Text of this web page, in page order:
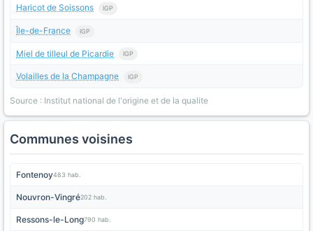
Haricot de Soissons IGP
Île-de-France IGP
Miel de tilleul de Picardie IGP
Volailles de la Champagne IGP
Source : Institut national de l'origine et de la qualite
Communes voisines
Fontenoy483 hab.
Nouvron-Vingré202 hab.
Ressons-le-Long790 hab.